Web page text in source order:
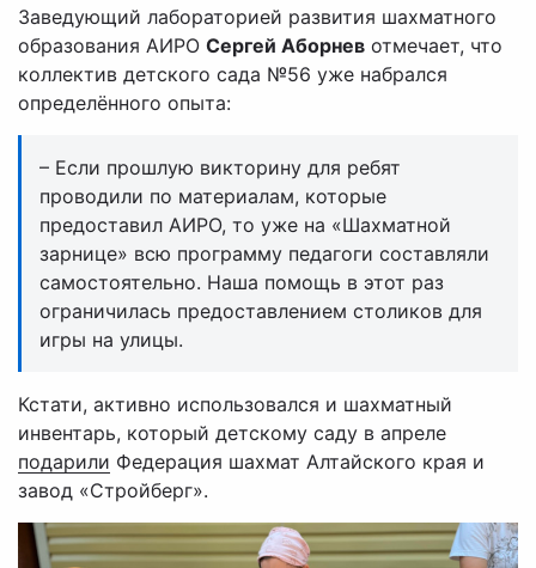
Заведующий лабораторией развития шахматного
образования АИРО Сергей Аборнев отмечает, что
коллектив детского сада №56 уже набрался
определённого опыта:
– Если прошлую викторину для ребят
проводили по материалам, которые
предоставил АИРО, то уже на «Шахматной
зарнице» всю программу педагоги составляли
самостоятельно. Наша помощь в этот раз
ограничилась предоставлением столиков для
игры на улицы.
Кстати, активно использовался и шахматный
инвентарь, который детскому саду в апреле
подарили Федерация шахмат Алтайского края и
завод «Стройберг».